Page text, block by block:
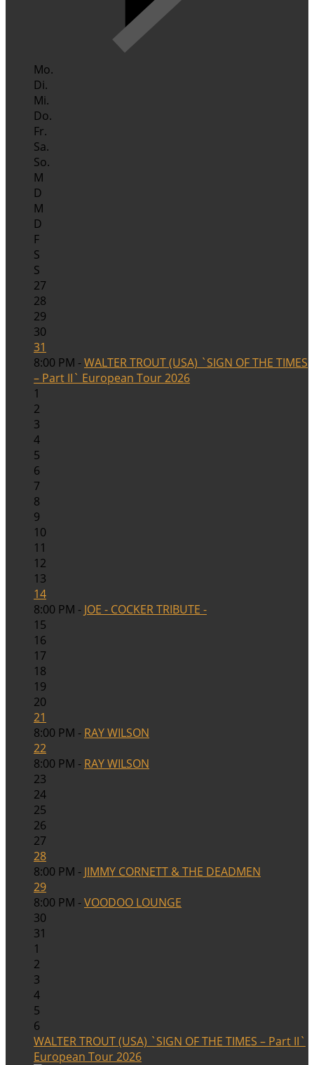
Mo.
Di.
Mi.
Do.
Fr.
Sa.
So.
M
D
M
D
F
S
S
27
28
29
30
31
8:00 PM -WALTER TROUT (USA) `SIGN OF THE TIMES
– Part II` European Tour 2026
1
2
3
4
5
6
7
8
9
10
11
12
13
14
8:00 PM - JOE - COCKER TRIBUTE -
15
16
17
18
19
20
21
8:00 PM - RAY WILSON
22
8:00 PM - RAY WILSON
23
24
25
26
27
28
8:00 PM - JIMMY CORNETT & THE DEADMEN
29
8:00 PM -VOODOO LOUNGE
30
31
1
2
3
4
5
6
WALTER TROUT (USA) `SIGN OF THE TIMES – Part II`
European Tour 2026